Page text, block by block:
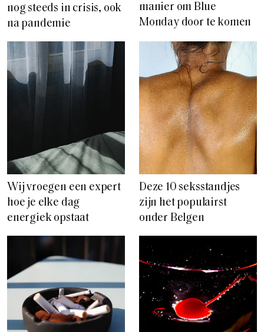
nog steeds in crisis, ook
na pandemie
manier om Blue
Monday door te komen
Wij vroegen een expert
hoe je elke dag
energiek opstaat
Deze 10 seksstandjes
zijn het populairst
onder Belgen